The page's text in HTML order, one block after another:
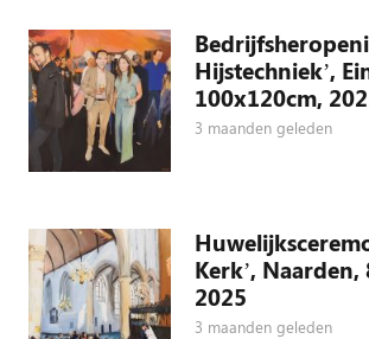
Hijstechniek’,
100x120cm,
3 maanden geleden
Kerk’,
2025
3 maanden geleden